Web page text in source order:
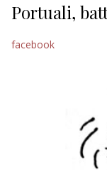
CULTURA
NAUTICA
Portuali,
facebook